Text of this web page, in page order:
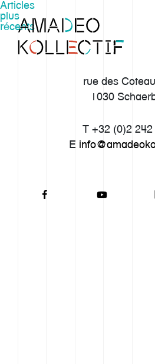
Navigation
des
articles
Articles
plus
récents
rue des
1030
T +32 (0)2 242
E